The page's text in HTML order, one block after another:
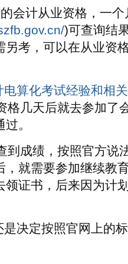
会计从业资格，一
)可查询结
另考，可以在从业资
电算化考试经验和相
格几天后就去参加了
。
到成绩，按照官方说
，就需要参加继续教
领证书，后来因为计
决定按照官网上的